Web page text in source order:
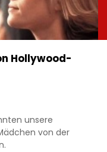
Hollywood-
unsere
von der